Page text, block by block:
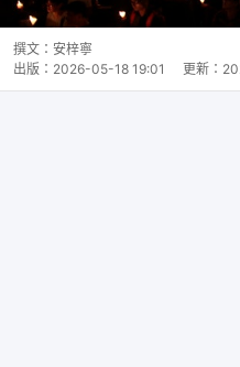
撰文： 安梓寧
出版： 2026-05-18 19:01 更新：